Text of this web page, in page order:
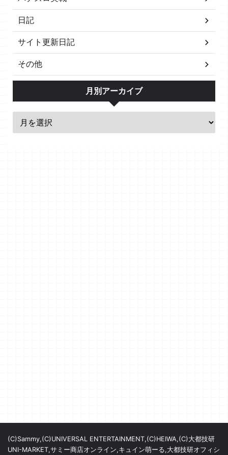
日記
サイト更新日記
その他
月別アーカイブ
(C)Sammy,(C)UNIVERSAL ENTERTAINMENT,(C)HEIWA,(C)大都技研
UNI-MARKET,サミー商店オンライン,キュイン萌ーる,大都技研オフィシ